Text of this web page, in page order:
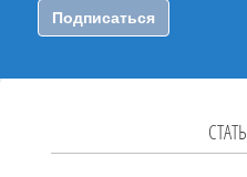
Подписаться